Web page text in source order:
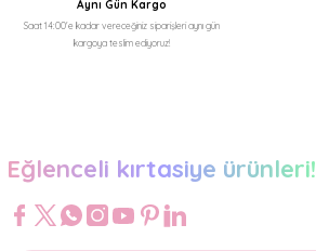
Aynı Gün Kargo
Saat 14:00'e kadar vereceğiniz siparişleri aynı gün
kargoya teslim ediyoruz!
Eğlenceli kırtasiye ürünleri!